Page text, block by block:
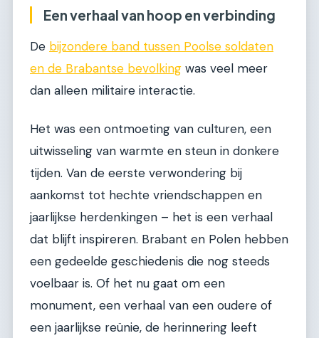
Een verhaal van hoop en verbinding
De bijzondere band tussen Poolse soldaten
en de Brabantse bevolking was veel meer
dan alleen militaire interactie.
Het was een ontmoeting van culturen, een
uitwisseling van warmte en steun in donkere
tijden. Van de eerste verwondering bij
aankomst tot hechte vriendschappen en
jaarlijkse herdenkingen – het is een verhaal
dat blijft inspireren. Brabant en Polen hebben
een gedeelde geschiedenis die nog steeds
voelbaar is. Of het nu gaat om een
monument, een verhaal van een oudere of
een jaarlijkse reünie, de herinnering leeft